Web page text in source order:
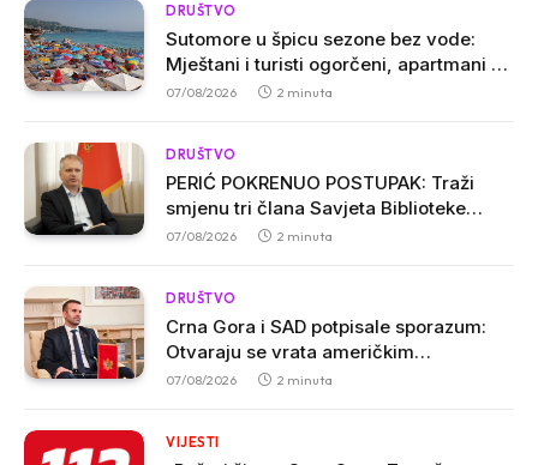
DRUŠTVO
Sutomore u špicu sezone bez vode:
Mještani i turisti ogorčeni, apartmani se
prazne zbog višesatnih restrikcija
07/08/2026 2 minuta
DRUŠTVO
PERIĆ POKRENUO POSTUPAK: Traži
smjenu tri člana Savjeta Biblioteke
„Radosav Ljumović“ zbog inicijative o
07/08/2026 2 minuta
DRUŠTVO
Crna Gora i SAD potpisale sporazum:
Otvaraju se vrata američkim
investicijama i tehnologijama
07/08/2026 2 minuta
VIJESTI